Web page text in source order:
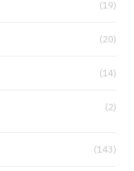
(19)
(20)
(14)
(2)
(143)